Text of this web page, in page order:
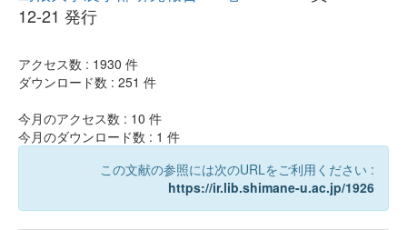
12-21 発行
アクセス数 : 1930 件
ダウンロード数 : 251 件
今月のアクセス数 : 10 件
今月のダウンロード数 : 1 件
この文献の参照には次のURLをご利用ください :
https://ir.lib.shimane-u.ac.jp/1926